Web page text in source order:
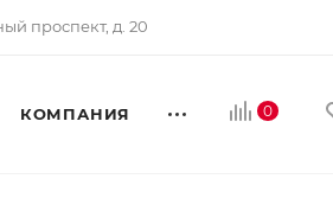
проспект, д. 20
0
КОМПАНИЯ